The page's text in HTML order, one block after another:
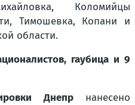
Коломийцы
Тимошевка, Копани и
области.
гаубица и 9
Днепрнанесено